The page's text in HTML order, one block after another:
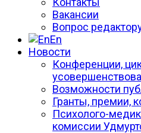
Вакансии
Вопрос
En
Новости
Конференции,
Возможности
Гранты, премии,
Психолого-
комиссии